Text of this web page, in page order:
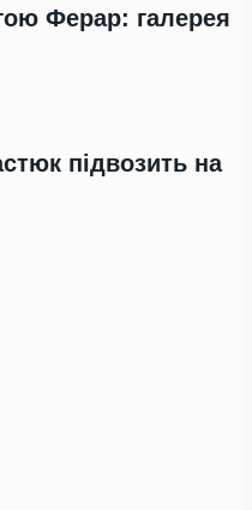
Ферар: галерея
підвозить на